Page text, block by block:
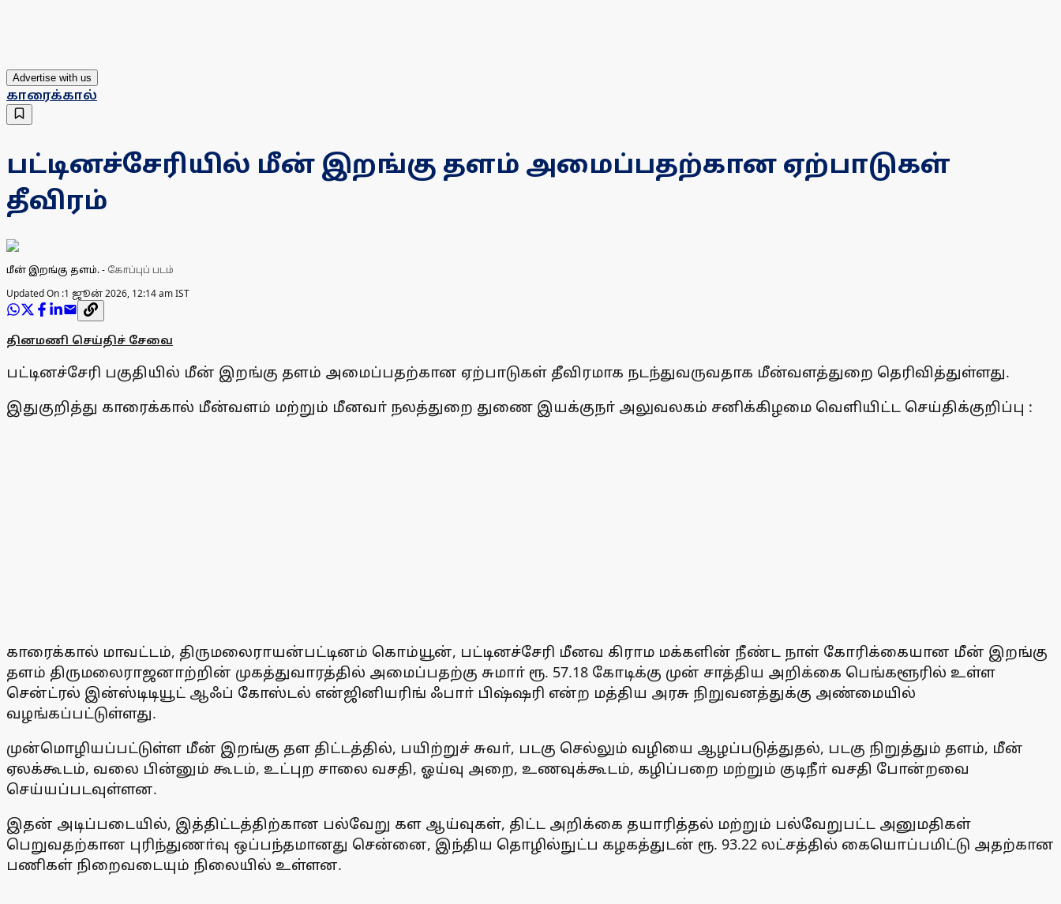
Advertise with us
காரைக்கால்
பட்டினச்சேரியில் மீன் இறங்கு தளம் அமைப்பதற்கான ஏற்பாடுகள்
தீவிரம்
மீன் இறங்கு தளம்.- கோப்புப் படம்
Updated On :1 ஜூன் 2026, 12:14 am IST
தினமணி செய்திச் சேவை
பட்டினச்சேரி பகுதியில் மீன் இறங்கு தளம் அமைப்பதற்கான ஏற்பாடுகள் தீவிரமாக நடந்துவருவதாக மீன்வளத்துறை தெரிவித்துள்ளது.
இதுகுறித்து காரைக்கால் மீன்வளம் மற்றும் மீனவா் நலத்துறை துணை இயக்குநா் அலுவலகம் சனிக்கிழமை வெளியிட்ட செய்திக்குறிப்பு :
காரைக்கால் மாவட்டம், திருமலைராயன்பட்டினம் கொம்யூன், பட்டினச்சேரி மீனவ கிராம மக்களின் நீண்ட நாள் கோரிக்கையான மீன் இறங்கு
தளம் திருமலைராஜனாற்றின் முகத்துவாரத்தில் அமைப்பதற்கு சுமாா் ரூ. 57.18 கோடிக்கு முன் சாத்திய அறிக்கை பெங்களூரில் உள்ள
சென்ட்ரல் இன்ஸ்டிடியூட் ஆஃப் கோஸ்டல் என்ஜினியரிங் ஃபாா் பிஷ்ஷரி என்ற மத்திய அரசு நிறுவனத்துக்கு அண்மையில்
வழங்கப்பட்டுள்ளது.
முன்மொழியப்பட்டுள்ள மீன் இறங்கு தள திட்டத்தில், பயிற்றுச் சுவா், படகு செல்லும் வழியை ஆழப்படுத்துதல், படகு நிறுத்தும் தளம், மீன்
ஏலக்கூடம், வலை பின்னும் கூடம், உட்புற சாலை வசதி, ஓய்வு அறை, உணவுக்கூடம், கழிப்பறை மற்றும் குடிநீா் வசதி போன்றவை
செய்யப்படவுள்ளன.
இதன் அடிப்படையில், இத்திட்டத்திற்கான பல்வேறு கள ஆய்வுகள், திட்ட அறிக்கை தயாரித்தல் மற்றும் பல்வேறுபட்ட அனுமதிகள்
பெறுவதற்கான புரிந்துணா்வு ஒப்பந்தமானது சென்னை, இந்திய தொழில்நுட்ப கழகத்துடன் ரூ. 93.22 லட்சத்தில் கையொப்பமிட்டு அதற்கான
பணிகள் நிறைவடையும் நிலையில் உள்ளன.